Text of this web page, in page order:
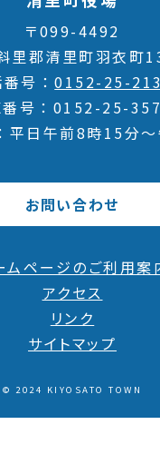
〒099-4492
里郡清里町羽衣町
号
0152-25-
号
0152-25-
平日午前8時15分
お問い合わせ
ムページのご利用案
アクセス
リンク
サイトマップ
© 2024 KIYOSATO TOWN